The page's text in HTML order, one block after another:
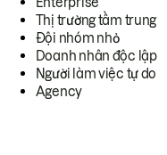
Thị trường tầm trung
Đội nhóm nhỏ
Doanh nhân độc lập
Người làm việc tự do
Agency